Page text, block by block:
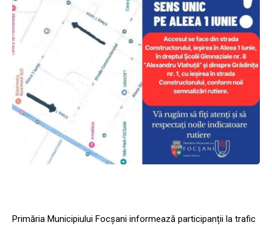
Primăria Municipiului Focșani informează participanții la trafic